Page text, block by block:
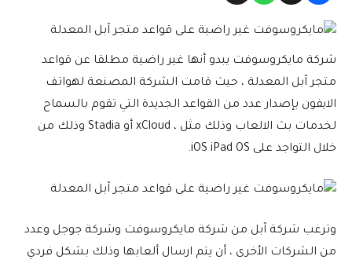
شركة مايكروسوفت يبدو أنها غير راضية مطلقا عن قواعد
متجر آبل المعدلة ، حيث قامت الشركة المصنعة لهواتف
الايفون بإصدار عدد من القواعد الجديدة التي تقوم بالسماح
لخدمات بث الالعاب وذلك مثل ، xCloud أو Stadia وذلك من
خلال التواجد على iOS iPad OS.
وترغب شركة آبل من شركة مايكروسوفت وشركة جوجل وعدد
من الشركات الأخرى ، أن يتم ارسال ألعابها وذلك بشكل فردي